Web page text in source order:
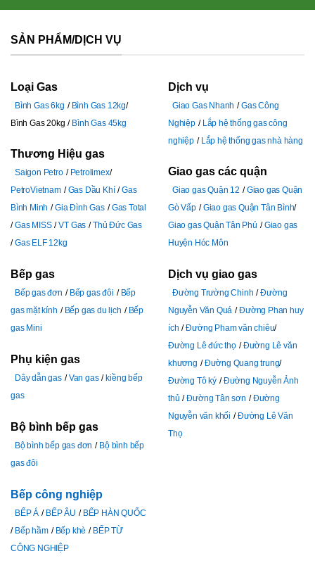
SẢN PHẨM/DỊCH VỤ
Loại Gas
Bình Gas 6kg
Bình Gas 12kg
Bình Gas 20kg
Bình Gas 45kg
Thương Hiệu gas
Saigon Petro
Petrolimex
PetroVietnam
Gas Dầu Khí
Gas
Bình Minh
Gia Đình Gas
Gas Total
Gas MISS
VT Gas
Thủ Đức Gas
Gas ELF 12kg
Bếp gas
Bếp gas đơn Bếp gas đôi
Bếp
gas mặt kính
Bếp gas du lịch
Bếp
gas Mini
Phụ kiện gas
Dây dẫn gas Van gas
kiềng bếp
gas
Bộ bình bếp gas
Bộ bình bếp gas đơn
Bộ bình bếp
gas đôi
Bếp công nghiệp
BẾP Á BẾP ÂU
BẾP HÀN QUỐC
Bếp hầm
Bếp khè
BẾP TỪ
CÔNG NGHIỆP
Dịch vụ
Giao Gas Nhanh
Gas Công
Nghiệp
Lắp hệ thống gas công
nghiệp
Lắp hệ thống gas nhà hàng
Giao gas các quận
Giao gas Quận 12
Giao gas Quận
Gò Vấp
Giao gas Quận Tân Bình
Giao gas Quận Tân Phú
Giao gas
Huyện Hóc Môn
Dịch vụ giao gas
Đường Trường Chinh
Đường
Nguyễn Văn Quá
Đường Phan huy
ích
Đường Pham văn chiêu
Đường Lê đức thọ
Đường Lê văn
khương
Đường Quang trung
Đường Tô ký
Đường Nguyễn Ảnh
thủ
Đường Tân sơn
Đường
Nguyễn văn khối
Đường Lê Văn
Thọ